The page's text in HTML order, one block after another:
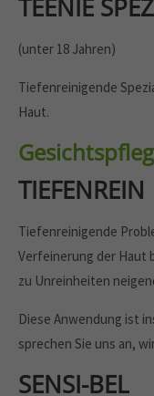
TEENIE­
(unter 18 Jahren)
Tiefenreinigende
Haut.
TIEFENREIN
Tiefenreinigende
Verfeinerung der Haut
zu Unreinheiten
Diese Anwendung ist
sprechen Sie uns an,
SENSI-BEL